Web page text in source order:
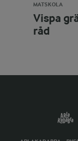
MATSKOLA
Vispa
råd